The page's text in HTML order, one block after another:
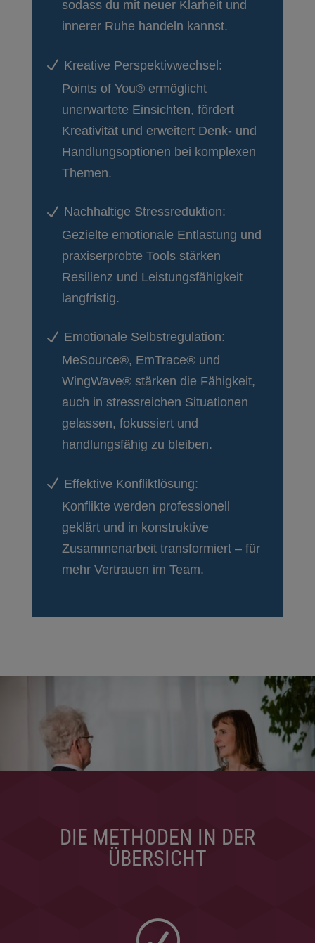
sodass du mit neuer Klarheit und
innerer Ruhe handeln kannst.
N Kreative Perspektivwechsel:
Points of You® ermöglicht
unerwartete Einsichten, fördert
Kreativität und erweitert Denk- und
Handlungsoptionen bei komplexen
Themen.
N Nachhaltige Stressreduktion:
Gezielte emotionale Entlastung und
praxiserprobte Tools stärken
Resilienz und Leistungsfähigkeit
langfristig.
N Emotionale Selbstregulation:
MeSource®, EmTrace® und
WingWave® stärken die Fähigkeit,
auch in stressreichen Situationen
gelassen, fokussiert und
handlungsfähig zu bleiben.
N Effektive Konfliktlösung:
Konflikte werden professionell
geklärt und in konstruktive
Zusammenarbeit transformiert – für
mehr Vertrauen im Team.
DIE METHODEN IN DER
ÜBERSICHT